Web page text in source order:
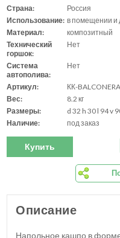
Страна:
Россия
Использование: в помещении и
Материал:
композитный
Технический
горшок:
Нет
Система
автополива:
Нет
Артикул:
КК-
Вес:
8.2 кг
Размеры:
d 32 h 30 l 94 v
Наличие:
под заказ
Купить
Описание
Напольное кашпо в